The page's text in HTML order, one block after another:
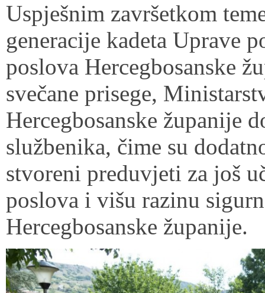
Uspješnim završetkom
generacije kadeta Uprave
poslova Hercegbosanske
svečane prisege,
Hercegbosanske županije
službenika, čime su
stvoreni preduvjeti za još
poslova i višu razinu
Hercegbosanske županije.